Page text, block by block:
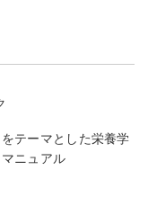
テーマとした栄養学
ニュアル